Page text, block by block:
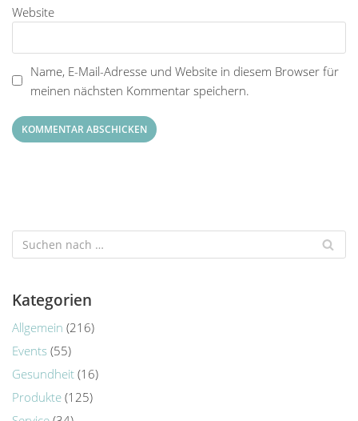
Website
Name, E-Mail-Adresse und Website in diesem Browser für
meinen nächsten Kommentar speichern.
Kategorien
Allgemein (216)
Events (55)
Gesundheit (16)
Produkte (125)